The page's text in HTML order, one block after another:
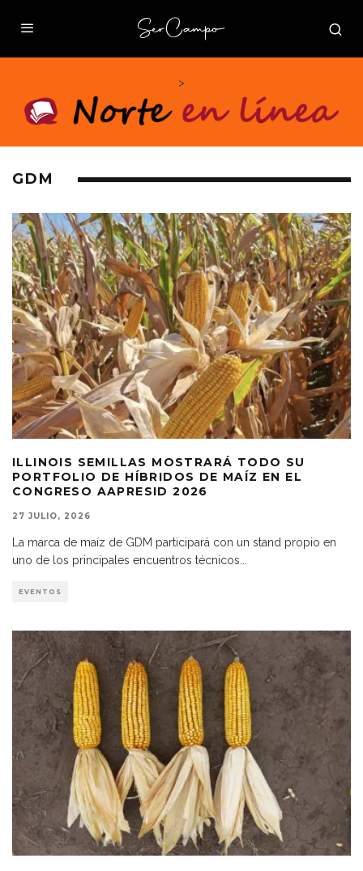
>
GDM
ILLINOIS SEMILLAS MOSTRARÁ TODO SU
PORTFOLIO DE HÍBRIDOS DE MAÍZ EN EL
CONGRESO AAPRESID 2026
27 JULIO, 2026
La marca de maíz de GDM participará con un stand propio en
uno de los principales encuentros técnicos
EVENTOS